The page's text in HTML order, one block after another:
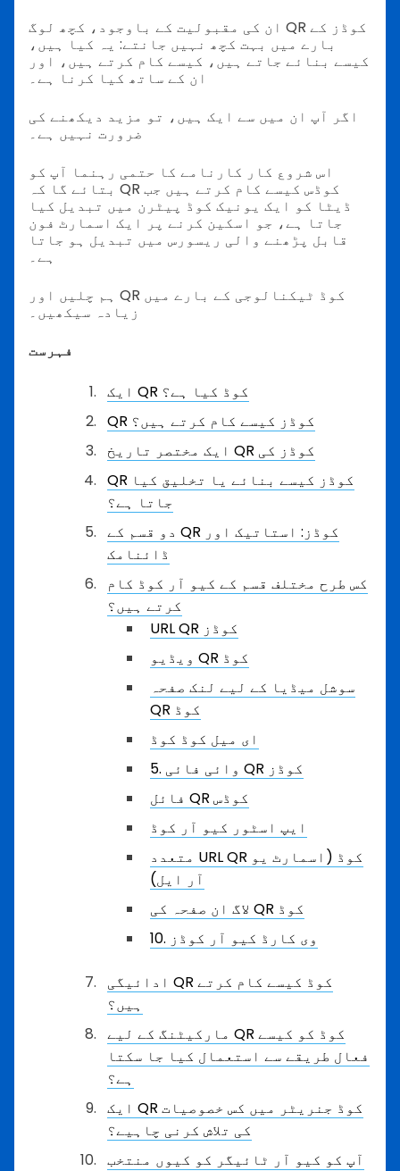
ان کی مقبولیت کے باوجود، کچھ لوگ QR کوڈز کے
بارے میں بہت کچھ نہیں جانتے: یہ کیا ہیں،
کیسے بنائے جاتے ہیں، کیسے کام کرتے ہیں، اور
ان کے ساتھ کیا کرنا ہے۔
اگر آپ ان میں سے ایک ہیں، تو مزید دیکھنے کی
ضرورت نہیں ہے۔
اس شروع کار کارنامے کا حتمی رہنما آپ کو
بتائے گا کہ QR کوڈس کیسے کام کرتے ہیں جب
ڈیٹا کو ایک یونیک کوڈ پیٹرن میں تبدیل کیا
جاتا ہے، جو اسکین کرنے پر ایک اسمارٹ فون
قابل پڑھنے والی ریسورس میں تبدیل ہو جاتا
ہے۔
ہم چلیں اور QR کوڈ ٹیکنالوجی کے بارے میں
زیادہ سیکھیں۔
فہرست
ایک QR کوڈ کیا ہے؟
QR کوڈز کیسے کام کرتے ہیں؟
ایک مختصر تاریخ QR کوڈز کی
QR کوڈز کیسے بنائے یا تخلیق کیا
جاتا ہے؟
دو قسم کے QR کوڈز: استاتیک اور
ڈائنامک
کس طرح مختلف قسم کے کیو آر کوڈ کام
کرتے ہیں؟
URL QR کوڈز
ویڈیو QR کوڈ
سوشل میڈیا کے لیے لنک صفحہ
QR کوڈ
ای میل کوڈ کوڈ
5. وائی فائی QR کوڈز
فائل QR کوڈس
ایپ اسٹور کیو آر کوڈ
متعدد URL QR کوڈ (اسمارٹ یو
آر ایل)
لاگ ان صفحہ کی QR کوڈ
10. وی کارڈ کیو آر کوڈز
ادائیگی QR کوڈ کیسے کام کرتے
ہیں؟
مارکیٹنگ کے لیے QR کوڈ کو کیسے
فعال طریقے سے استعمال کیا جا سکتا
ہے؟
ایک QR کوڈ جنریٹر میں کس خصوصیات
کی تلاش کرنی چاہیے؟
آپ کو کیو آر ٹائیگر کو کیوں منتخب